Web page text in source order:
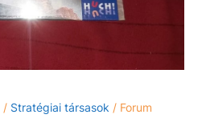
/ Stratégiai társasok / Forum